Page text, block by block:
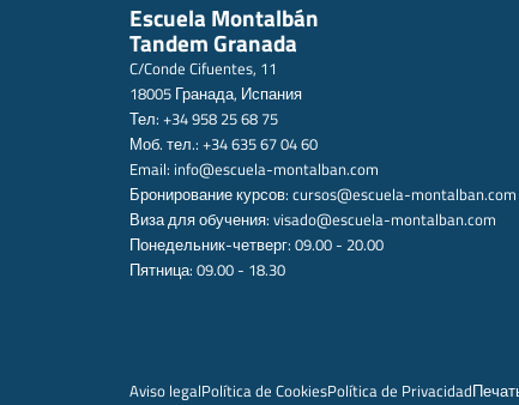
Escuela Montalbán
Tandem Granada
C/Conde Cifuentes, 11
18005 Гранада, Испания
Тел: +34 958 25 68 75
Моб. тел.: +34 635 67 04 60
Email: info@escuela-montalban.com
Бронирование курсов: cursos@escuela-montalban.com
Виза для обучения: visado@escuela-montalban.com
Понедельник-четверг: 09.00 - 20.00
Пятница: 09.00 - 18.30
Aviso legalPolítica de CookiesPolítica de Privacidad